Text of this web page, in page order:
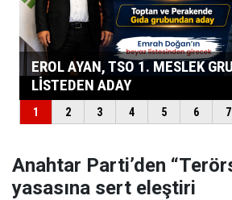
Anahtar Parti’den
yasasına sert eleştiri